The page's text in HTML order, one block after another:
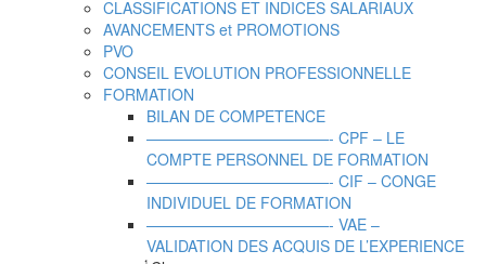
CLASSIFICATIONS ET INDICES SALARIAUX
AVANCEMENTS et PROMOTIONS
PVO
CONSEIL EVOLUTION PROFESSIONNELLE
FORMATION
BILAN DE COMPETENCE
————————————- CPF – LE
COMPTE PERSONNEL DE FORMATION
————————————- CIF – CONGE
INDIVIDUEL DE FORMATION
————————————- VAE –
VALIDATION DES ACQUIS DE L’EXPERIENCE